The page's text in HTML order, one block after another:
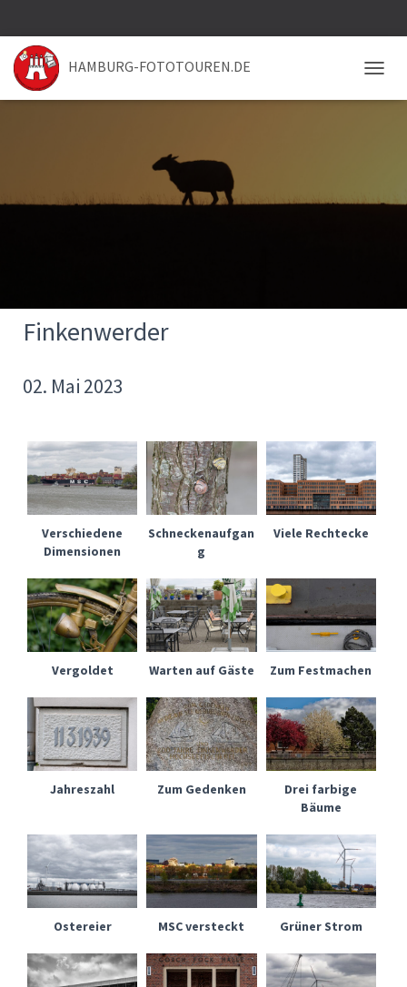
HAMBURG-FOTOTOUREN.DE
Finkenwerder
02. Mai 2023
Verschiedene
Dimensionen
Schneckenaufgan
g
Viele Rechtecke
Vergoldet Warten auf Gäste Zum Festmachen
Jahreszahl Zum Gedenken
Drei farbige
Bäume
Ostereier MSC versteckt Grüner Strom